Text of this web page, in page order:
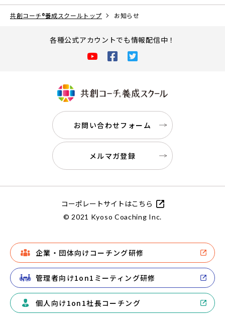
共創コーチ®養成スクールトップ お知らせ
各種公式アカウントでも情報配信中！
お問い合わせフォーム
メルマガ登録
コーポレートサイトはこちら
© 2021 Kyoso Coaching Inc.
企業・団体向けコーチング研修
管理者向け1on1ミーティング研修
個人向け1on1社長コーチング